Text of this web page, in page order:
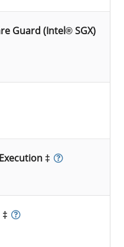
Guard (Intel® SGX)
‡